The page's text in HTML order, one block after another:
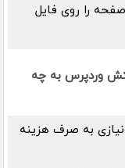
را روی فایل
کش وردپرس به چه
به صرف هزینه